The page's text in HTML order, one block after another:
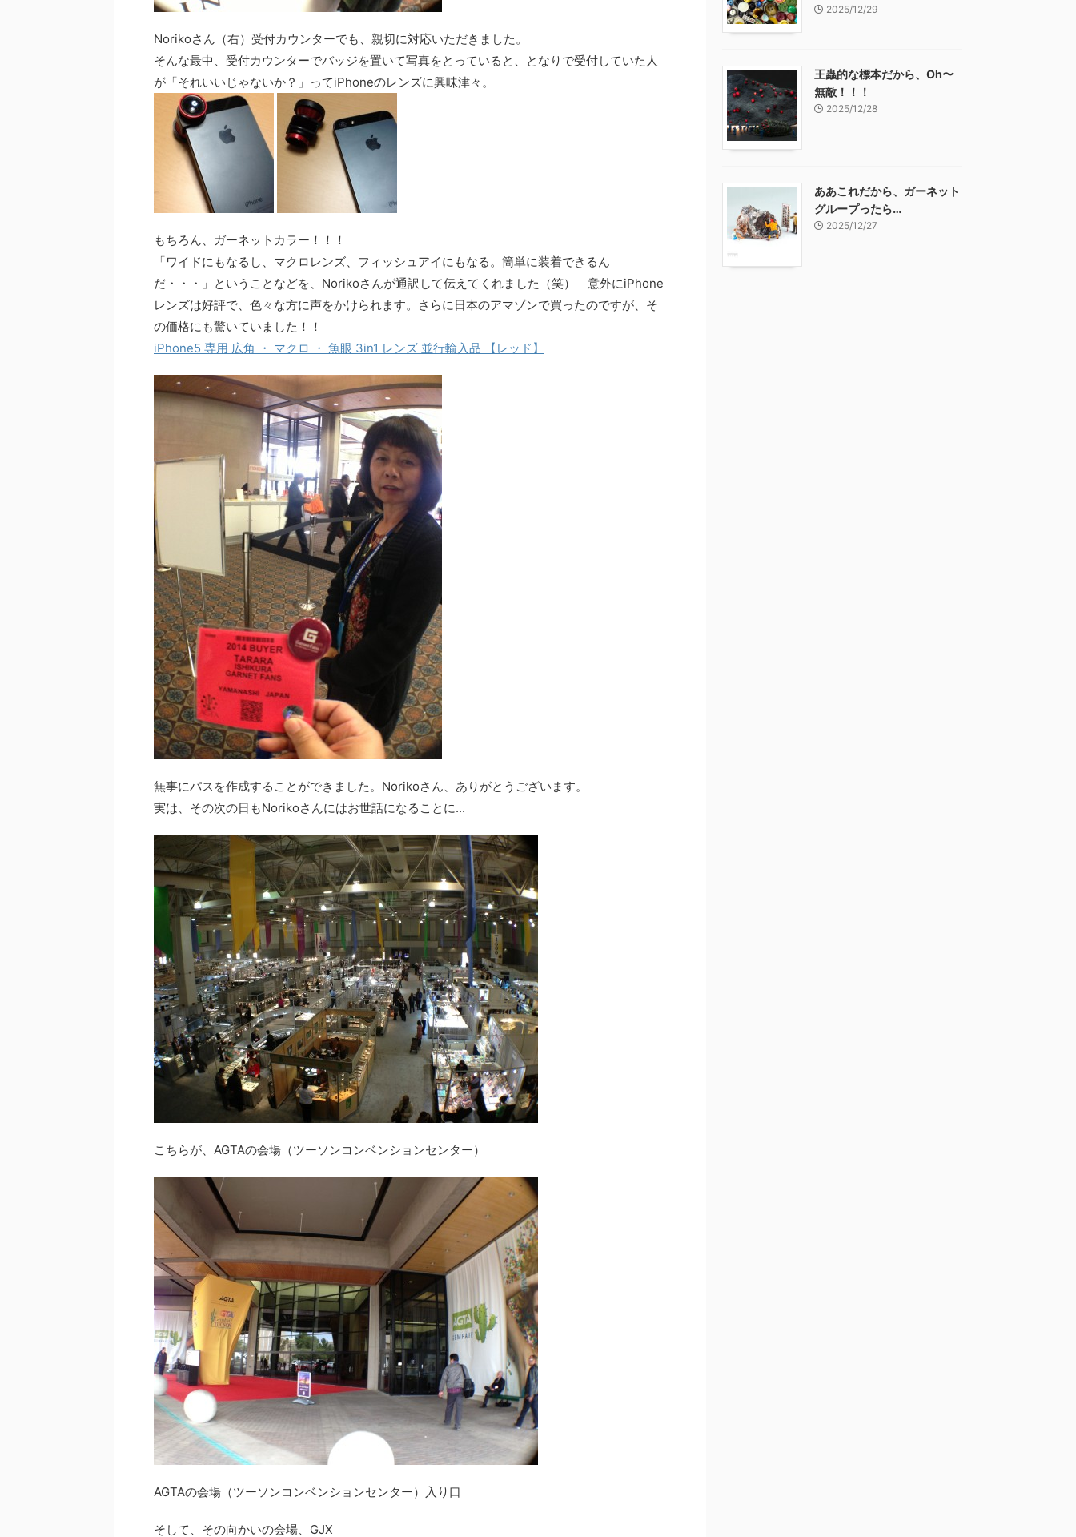
Norikoさん（右）受付カウンターでも、親切に対応いただきました。
そんな最中、受付カウンターでバッジを置いて写真をとっていると、となりで受付していた人
が「それいいじゃないか？」ってiPhoneのレンズに興味津々。
もちろん、ガーネットカラー！！！
「ワイドにもなるし、マクロレンズ、フィッシュアイにもなる。簡単に装着できるん
だ・・・」ということなどを、Norikoさんが通訳して伝えてくれました（笑） 意外にiPhone
レンズは好評で、色々な方に声をかけられます。さらに日本のアマゾンで買ったのですが、そ
の価格にも驚いていました！！
iPhone5 専用 広角 ・ マクロ ・ 魚眼 3in1 レンズ 並行輸入品 【レッド】
無事にパスを作成することができました。Norikoさん、ありがとうございます。
実は、その次の日もNorikoさんにはお世話になることに...
こちらが、AGTAの会場（ツーソンコンベンションセンター）
AGTAの会場（ツーソンコンベンションセンター）入り口
そして、その向かいの会場、GJX
2025/12/29
王蟲的な標本だから、Oh〜
無敵！！！
2025/12/28
ああこれだから、ガーネット
グループったら…
2025/12/27